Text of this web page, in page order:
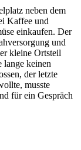
neben dem
Kaffee und
einkaufen. Der
und
kleine Ortsteil
lange keinen
der letzte
musste
für ein Gespräch